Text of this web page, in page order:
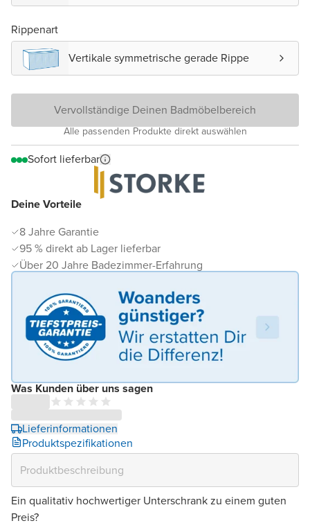
Deine Vorteile
8 Jahre Garantie
95 % direkt ab Lager lieferbar
Über 20 Jahre Badezimmer-Erfahrung
Was Kunden über uns sagen
Lieferinformationen
Produktspezifikationen
Rippenart
Vertikale symmetrische gerade Rippe
Vervollständige Deinen Badmöbelbereich
Alle passenden Produkte direkt auswählen
Sofort lieferbar
Ein qualitativ hochwertiger Unterschrank zu einem guten
Preis?